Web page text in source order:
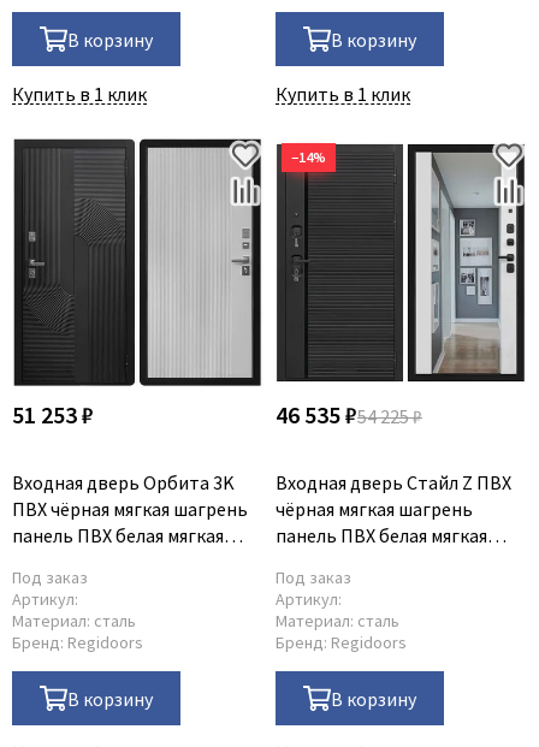
В корзину
Купить в 1 клик
В корзину
Купить в 1 клик
51 253 ₽
Входная дверь Орбита 3K
ПВХ чёрная мягкая шагрень
панель ПВХ белая мягкая
Под заказ
Артикул:
Материал: сталь
Бренд: Regidoors
В корзину
−14%
46 535 ₽54 225 ₽
Входная дверь Стайл Z ПВХ
чёрная мягкая шагрень
панель ПВХ белая мягкая
Под заказ
Артикул:
Материал: сталь
Бренд: Regidoors
В корзину